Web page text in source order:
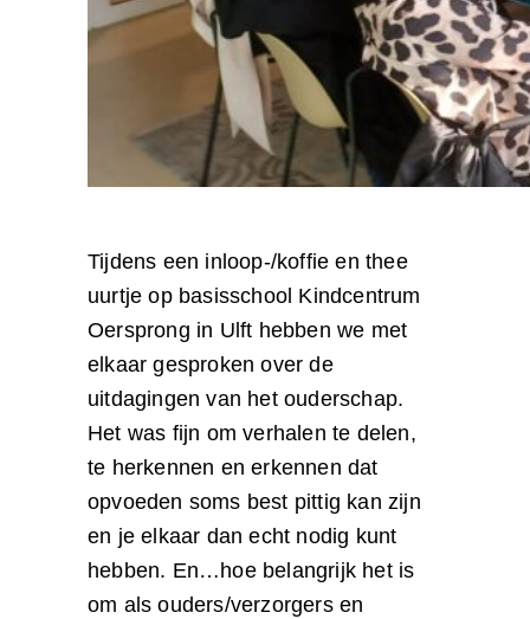
Tijdens een inloop-/koffie en thee
uurtje op basisschool Kindcentrum
Oersprong in Ulft hebben we met
elkaar gesproken over de
uitdagingen van het ouderschap.
Het was fijn om verhalen te delen,
te herkennen en erkennen dat
opvoeden soms best pittig kan zijn
en je elkaar dan echt nodig kunt
hebben. En…hoe belangrijk het is
om als ouders/verzorgers en